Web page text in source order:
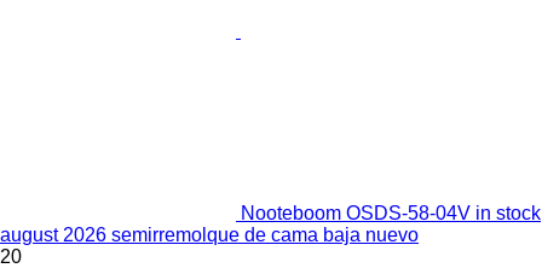
Nooteboom OSDS-58-04V in stock
august 2026 semirremolque de cama baja nuevo
20